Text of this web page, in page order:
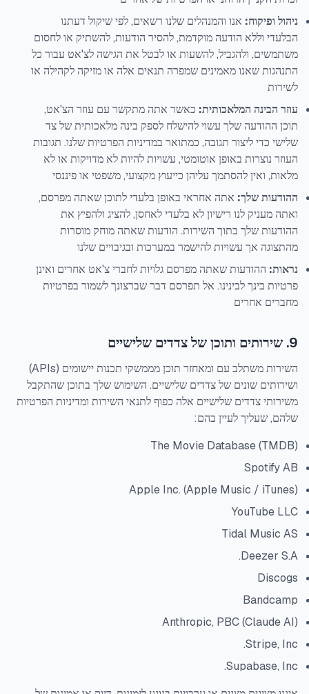
ניהול ופיקוח: אנו והמנהלים שלנו רשאים, לפי שיקול דעתנו
הבלעדי וללא הודעה מוקדמת, להסיר הודעות, להשתיק או לחסום
משתמשים, ולהגביל, להשעות או לבטל את הגישה לצ'אט עבור כל
התנהגות שאנו מאמינים שמפרה תנאים אלה או מזיקה לקהילה או
לשירות
עוזר הבינה המלאכותית: כאשר אתה מתקשר עם עוזר הצ'אט,
תוכן ההודעה שלך עשוי להישלח לספק בינה מלאכותית של צד
שלישי כדי ליצור תגובה, כמתואר במדיניות הפרטיות שלנו. תגובות
העוזר נוצרות באופן אוטומטי, עשויות להיות לא מדויקות או לא
מלאות, ואין להסתמך עליהן כייעוץ מקצועי, משפטי או פיננסי
ההודעות שלך: אתה אחראי באופן בלעדי לתוכן שאתה מפרסם,
ואתה מעניק לנו רישיון לא בלעדי לאחסן, להציג ולהפיץ את
ההודעות שלך בתוך השירות. הודעות שאתה מוחק מוסרות
מהתצוגה אך עשויות להישמר במערכות ובגיבויים שלנו
נראות: ההודעות שאתה מפרסם גלויות לחברי צ'אט אחרים ואינן
פרטיות בינך לבינינו. אל תפרסם דבר שברצונך לשמור בפרטיות
מחברים אחרים
9. שירותים ותוכן של צדדים שלישיים
השירות משתלב עם ומאחזר תוכן מממשקי תכנות יישומים (APIs)
ושירותים שונים של צדדים שלישיים. השימוש שלך בתוכן שהתקבל
משירותי צדדים שלישיים אלה כפוף לתנאי השירות ומדיניות הפרטיות
שלהם, שעליך לעיין בהם:
The Movie Database (TMDB)
Spotify AB
Apple Inc. (Apple Music / iTunes)
YouTube LLC
Tidal Music AS
Deezer S.A.
Discogs
Bandcamp
Anthropic, PBC (Claude AI)
Stripe, Inc.
Supabase, Inc.